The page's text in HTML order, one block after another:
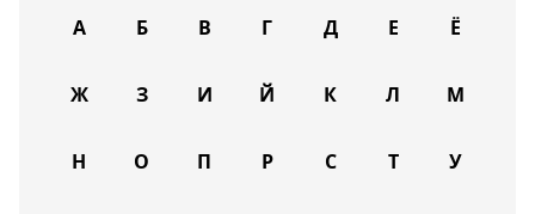
А Б В Г Д Е Ё
Ж З И Й К Л М
Н О П Р С Т У